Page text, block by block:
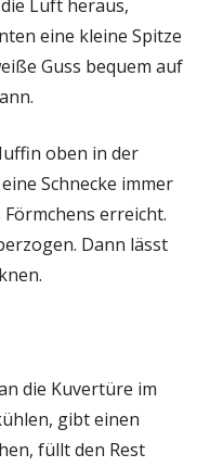
Luft heraus,
eine kleine Spitze
Guss bequem auf
oben in der
Schnecke immer
Förmchens erreicht.
Dann lässt
die Kuvertüre im
gibt einen
füllt den Rest